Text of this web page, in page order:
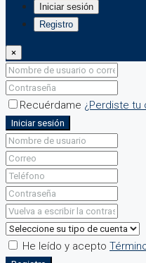
Iniciar sesión
Registro
×
Recuérdame ¿Perdiste tu
Iniciar sesión
He leído y acepto